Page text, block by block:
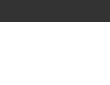
direct